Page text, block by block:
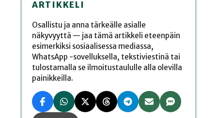
ARTIKKELI
Osallistu ja anna tärkeälle asialle
näkyvyyttä — jaa tämä artikkeli eteenpäin
esimerkiksi sosiaalisessa mediassa,
WhatsApp -sovelluksella, tekstiviestinä tai
tulostamalla se ilmoitustaululle alla olevilla
painikkeilla.